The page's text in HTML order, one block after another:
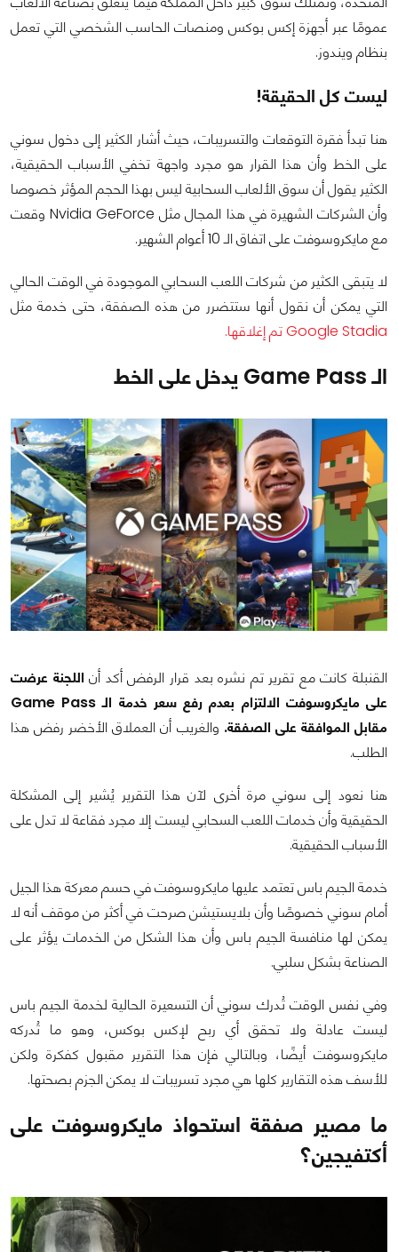
عمومًا عبر أجهزة إكس بوكس ومنصات الحاسب الشخصي التي تعمل
بنظام ويندوز.
ليست كل الحقيقة!
هنا تبدأ فقرة التوقعات والتسريبات، حيث أشار الكثير إلى دخول سوني
على الخط وأن هذا القرار هو مجرد واجهة تخفي الأسباب الحقيقية،
الكثير يقول أن سوق الألعاب السحابية ليس بهذا الحجم المؤثر خصوصا
وأن الشركات الشهيرة في هذا المجال مثل Nvidia GeForce وقعت
مع مايكروسوفت على اتفاق الـ 10 أعوام الشهير.
لا يتبقى الكثير من شركات اللعب السحابي الموجودة في الوقت الحالي
التي يمكن أن نقول أنها ستتضرر من هذه الصفقة، حتى خدمة مثل
Google Stadia تم إغلاقها.
الـ Game Pass يدخل على الخط
القنبلة كانت مع تقرير تم نشره بعد قرار الرفض أكد أن اللجنة عرضت
على مايكروسوفت الالتزام بعدم رفع سعر خدمة الـ Game Pass
مقابل الموافقة على الصفقة. والغريب أن العملاق الأخضر رفض هذا
الطلب.
هنا نعود إلى سوني مرة أخرى لآن هذا التقرير يُشير إلى المشكلة
الحقيقية وأن خدمات اللعب السحابي ليست إلا مجرد فقاعة لا تدل على
الأسباب الحقيقية.
خدمة الجيم باس تعتمد عليها مايكروسوفت في حسم معركة هذا الجيل
أمام سوني خصوصًا وأن بلايستيشن صرحت في أكثر من موقف أنه لا
يمكن لها منافسة الجيم باس وأن هذا الشكل من الخدمات يؤثر على
الصناعة بشكل سلبي.
وفي نفس الوقت تُدرك سوني أن التسعيرة الحالية لخدمة الجيم باس
ليست عادلة ولا تحقق أي ربح لإكس بوكس، وهو ما تُدركه
مايكروسوفت أيضًا، وبالتالي فإن هذا التقرير مقبول كفكرة ولكن
للأسف هذه التقارير كلها هي مجرد تسريبات لا يمكن الجزم بصحتها.
ما مصير صفقة استحواذ مايكروسوفت على
أكتفيجين؟